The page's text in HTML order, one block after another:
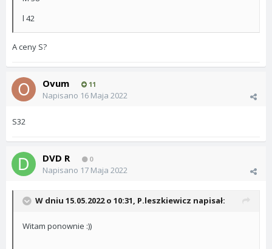
l 42
A ceny S?
Ovum 11
Napisano 16 Maja 2022
S32
DVD R 0
Napisano 17 Maja 2022
W dniu 15.05.2022 o 10:31, P.leszkiewicz napisał:
Witam ponownie :))